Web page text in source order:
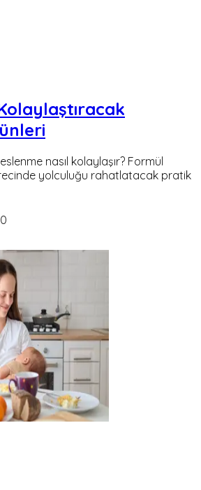
nasıl kolaylaşır? Formül
yolculuğu rahatlatacak pratik
0